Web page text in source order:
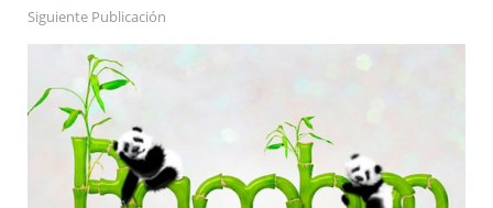
Siguiente Publicación